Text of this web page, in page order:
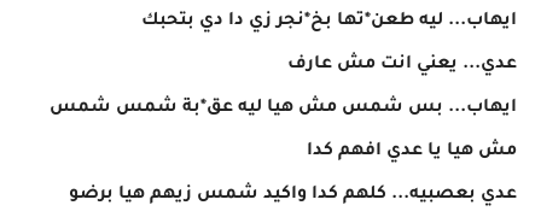
ايهاب... ليه طعن*تها بخ*نجر زي دا دي بتحبك
عدي... يعني انت مش عارف
ايهاب... بس شمس مش هيا ليه عق*بة شمس شمس
مش هيا يا عدي افهم كدا
عدي بعصبيه... كلهم كدا واكيد شمس زيهم هيا برضو